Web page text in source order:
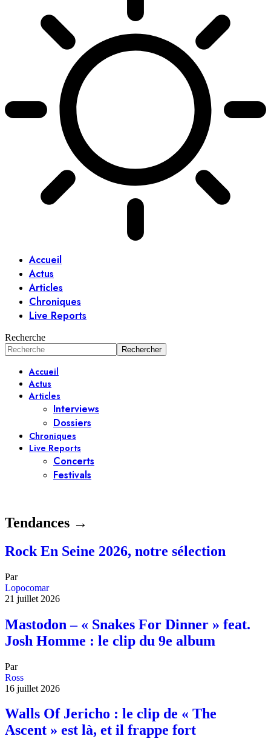
Accueil
Actus
Articles
Chroniques
Live Reports
Recherche
Accueil
Actus
Articles
Interviews
Dossiers
Chroniques
Live Reports
Concerts
Festivals
Tendances →
Rock En Seine 2026, notre sélection
Par
Lopocomar
21 juillet 2026
Mastodon – « Snakes For Dinner » feat.
Josh Homme : le clip du 9e album
Par
Ross
16 juillet 2026
Walls Of Jericho : le clip de « The
Ascent » est là, et il frappe fort